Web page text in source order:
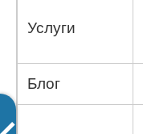
Услуги
Блог